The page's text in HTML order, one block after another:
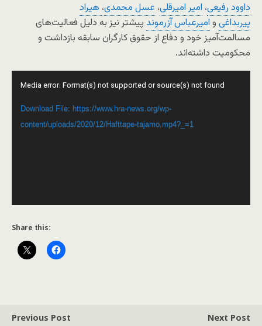
داوود رفیعی، امیر امیرقلی، عسل محمدی، هیراد
پیربداغی و امیرعباس آزرموند پیشتر نیز به دلیل فعالیت‌های
مسالمت‌آمیز خود و دفاع از حقوق کارگران سابقه بازداشت و
محکومیت داشته‌اند.
Media error: Format(s) not supported or source(s) not found
Download File: https://www.hra-news.org/wp-
content/uploads/2020/12/Hafttape-tajamo.mp4?_=1
Share this:
Previous Post Next Post